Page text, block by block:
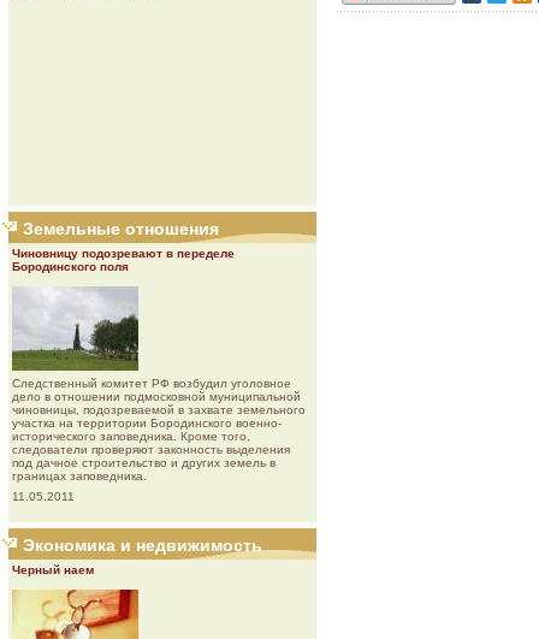
Земельные отношения
Чиновницу подозревают в переделе
Бородинского поля
Следственный комитет РФ возбудил уголовное
дело в отношении подмосковной муниципальной
чиновницы, подозреваемой в захвате земельного
участка на территории Бородинского военно-
исторического заповедника. Кроме того,
следователи проверяют законность выделения
под дачное строительство и других земель в
границах заповедника.
11.05.2011
Экономика и недвижимость
Черный наем